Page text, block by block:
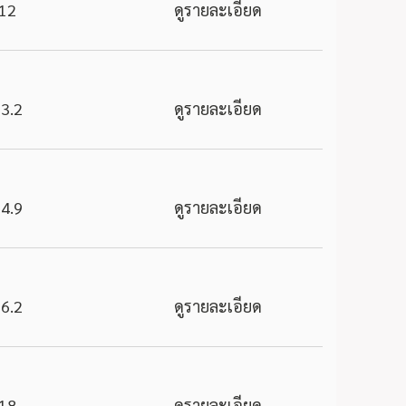
12 ดูรายละเอียด
ดูรายละเอียด
ดูรายละเอียด
ดูรายละเอียด